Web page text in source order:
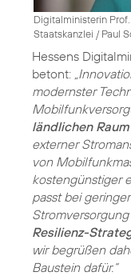
Digitalministerin
Staatskanzlei / Paul
Hessens
betont:
modernster
ländlichen Raum
externer
von
kostengünstiger
passt bei
Resilienz-
wir begrüßen
Baustein dafür.“